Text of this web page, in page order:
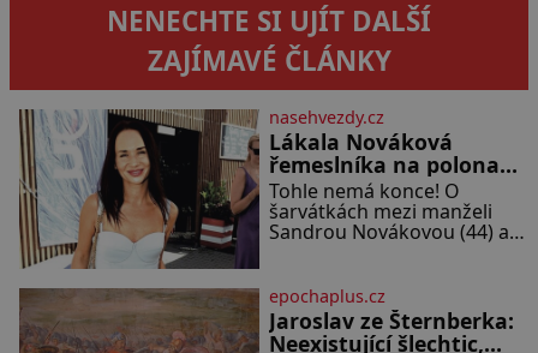
NENECHTE SI UJÍT DALŠÍ
ZAJÍMAVÉ ČLÁNKY
nasehvezdy.cz
Lákala Nováková
řemeslníka na polonahé
tělo!
Tohle nemá konce! O
šarvátkách mezi manželi
Sandrou Novákovou (44) a
Ale kdo by doufal, že horká
zem u herečky ze seriálu
Ulice a režiséra vychladne,
epochaplus.cz
Jaroslav ze Šternberka:
Neexistující šlechtic,